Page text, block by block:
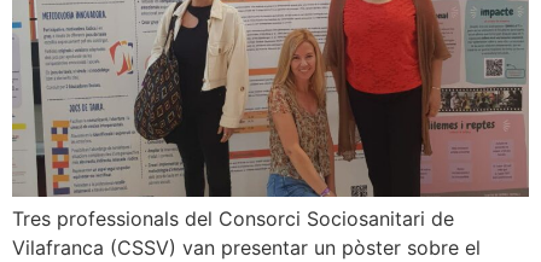
Tres professionals del Consorci Sociosanitari de
Vilafranca (CSSV) van presentar un pòster sobre el